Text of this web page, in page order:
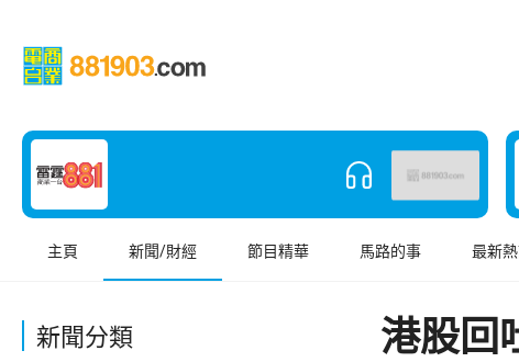
主頁 新聞/財經 節目精華 馬路的事 最新
新聞分類 港股回